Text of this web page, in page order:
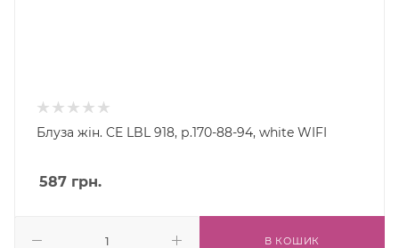
Блуза жін. CE LBL 918, р.170-88-94, white WIFI
587 грн.
В КОШИК